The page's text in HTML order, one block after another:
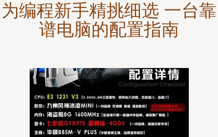
为编程新手精挑细选 一台靠
谱电脑的配置指南